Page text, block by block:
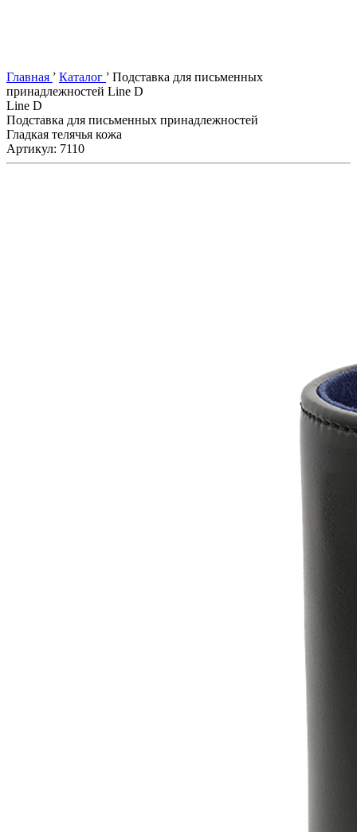
Главная › Каталог › Подставка для письменных
принадлежностей Line D
Line D
Подставка для письменных принадлежностей
Гладкая телячья кожа
Артикул: 7110